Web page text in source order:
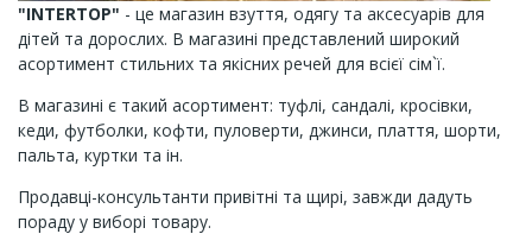
"INTERTOP" - це магазин взуття, одягу та аксесуарів для
дітей та дорослих. В магазині представлений широкий
асортимент стильних та якісних речей для всієї сім`ї.
В магазині є такий асортимент: туфлі, сандалі, кросівки,
кеди, футболки, кофти, пуловерти, джинси, плаття, шорти,
пальта, куртки та ін.
Продавці-консультанти привітні та щирі, завжди дадуть
пораду у виборі товару.